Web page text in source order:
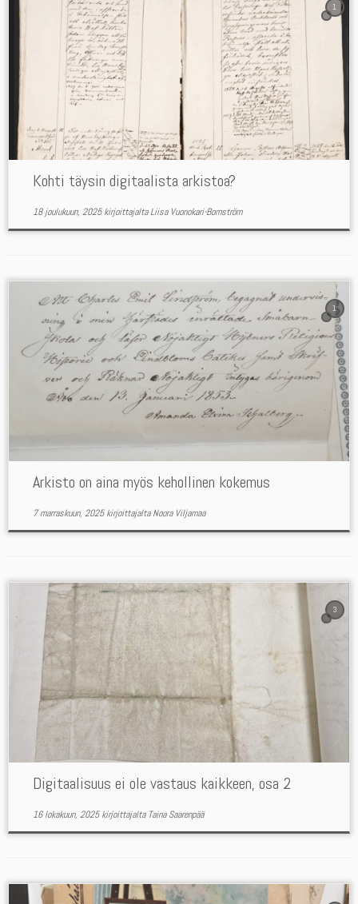
1
Kohti täysin digitaalista arkistoa?
18 joulukuun, 2025 kirjoittajaltaLiisa Vuonokari-Bomström
1
Arkisto on aina myös kehollinen kokemus
7 marraskuun, 2025 kirjoittajaltaNoora Viljamaa
3
Digitaalisuus ei ole vastaus kaikkeen, osa 2
16 lokakuun, 2025 kirjoittajalta Taina Saarenpää